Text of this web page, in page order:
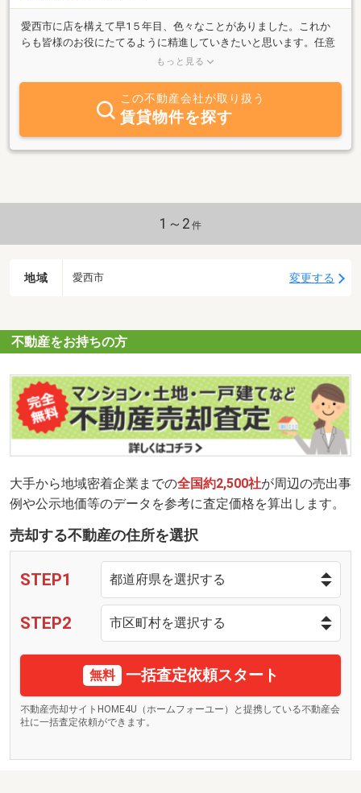
愛西市に店を構えて早1５年目、色々なことがありました。これか
らも皆様のお役にたてるように精進していきたいと思います。任意
売却、相続問題なんでもござれ！！相談はもちろん無料ですよー、
もっと見る
この不動産会社が取り扱う
賃貸物件を探す
1～2 件
地域 愛西市 変更する
不動産をお持ちの方
大手から地域密着企業までの全国約2,500社が周辺の売出事
例や公示地価等のデータを参考に査定価格を算出します。
売却する不動産の住所を選択
STEP1
STEP2
無料 一括査定依頼スタート
不動産売却サイトHOME4U（ホームフォーユー）と提携している不動産会
社に一括査定依頼ができます。